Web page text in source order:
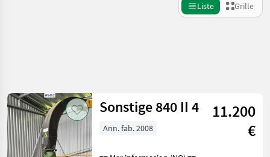
Liste Grille
Catégorie 4 Pays Filtres
CHEMIN
Réinitialiser
11
Sonstige 840 II 4
11.200
€
Ann. fab. 2008